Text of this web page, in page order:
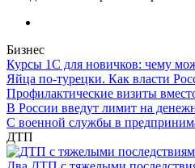
Бизнес
Курсы 1С для новичков: чему
Яйца по-турецки. Как власти
Профилактические визиты
В России введут лимит на
С военной службы в
ДТП